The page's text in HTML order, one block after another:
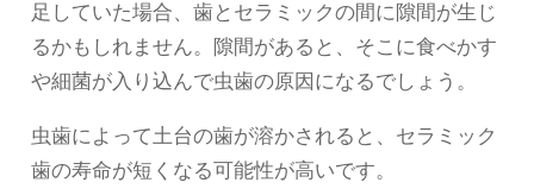
足していた場合、歯とセラミックの間に隙間が生じ
るかもしれません。隙間があると、そこに食べかす
や細菌が入り込んで虫歯の原因になるでしょう。
虫歯によって土台の歯が溶かされると、セラミック
歯の寿命が短くなる可能性が高いです。